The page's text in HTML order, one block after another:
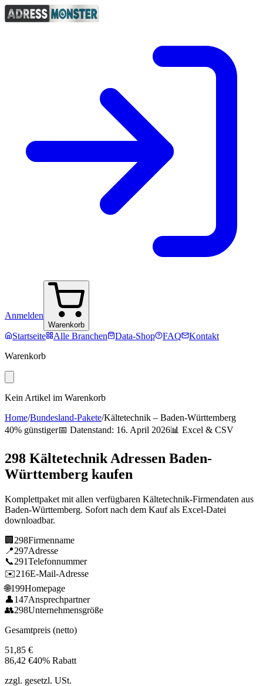
Anmelden
Warenkorb
Startseite Alle Branchen Data-Shop FAQ
Kontakt
Warenkorb
Kein Artikel im Warenkorb
Home/Bundesland-Pakete/Kältetechnik – Baden-Württemberg
40% günstiger📅 Datenstand: 16. April 2026📊 Excel & CSV
298 Kältetechnik Adressen Baden-
Württemberg kaufen
Komplettpaket mit allen verfügbaren Kältetechnik-Firmendaten aus
Baden-Württemberg. Sofort nach dem Kauf als Excel-Datei
downloadbar.
🏢 298Firmenname
📍297Adresse
📞291Telefonnummer
✉️216E-Mail-Adresse
🌐199Homepage
👤147Ansprechpartner
👥298Unternehmensgröße
Gesamtpreis (netto)
51,85 €
86,42 €40% Rabatt
zzgl. gesetzl. USt.